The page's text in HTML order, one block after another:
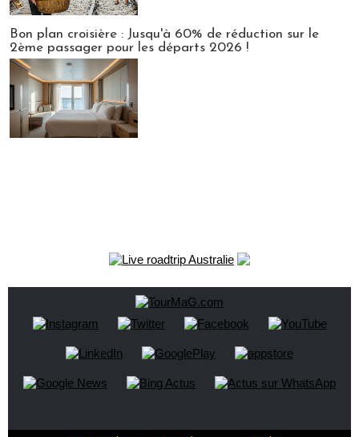
Bon plan croisière : Jusqu'à 60% de réduction sur le
2ème passager pour les départs 2026 !